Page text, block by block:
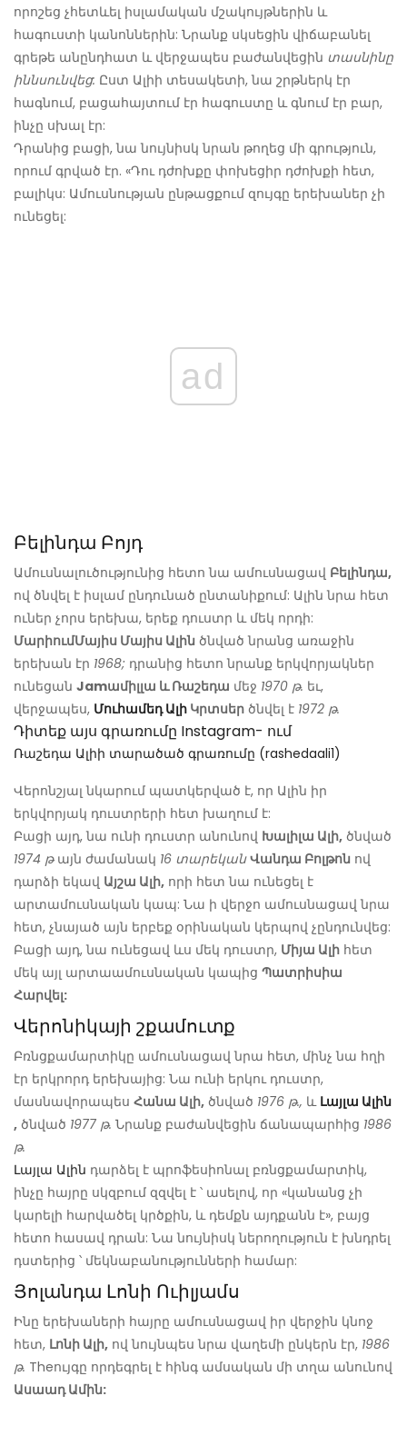
որոշեց չհետևել իսլամական մշակույթներին և
հագուստի կանոններին: Նրանք սկսեցին վիճաբանել
գրեթե անընդհատ և վերջապես բաժանվեցին տասնինը
իննսունվեց: Ըստ Ալիի տեսակետի, նա շրթներկ էր
հագնում, բացահայտում էր հագուստը և գնում էր բար,
ինչը սխալ էր:
Դրանից բացի, նա նույնիսկ նրան թողեց մի գրություն,
որում գրված էր. «Դու դժոխքը փոխեցիր դժոխքի հետ,
բալիկս: Ամուսնության ընթացքում զույգը երեխաներ չի
ունեցել:
ad
Բելինդա Բոյդ
Ամուսնալուծությունից հետո նա ամուսնացավ Բելինդա,
ով ծնվել է իսլամ ընդունած ընտանիքում: Ալին նրա հետ
ուներ չորս երեխա, երեք դուստր և մեկ որդի:
ՄարիումՄայիս Մայիս Ալին ծնված նրանց առաջին
երեխան էր 1968; դրանից հետո նրանք երկվորյակներ
ունեցան Jamամիլլա և Ռաշեդա մեջ 1970 թ. եւ,
վերջապես, Մուհամեդ Ալի Կրտսեր ծնվել է 1972 թ.
Դիտեք այս գրառումը Instagram- ում
Ռաշեդա Ալիի տարածած գրառումը (rashedaali1)
Վերոնշյալ նկարում պատկերված է, որ Ալին իր
երկվորյակ դուստրերի հետ խաղում է:
Բացի այդ, նա ունի դուստր անունով Խալիլա Ալի, ծնված
1974 թայն ժամանակ 16 տարեկան Վանդա Բոլթոն ով
դարձի եկավ Այշա Ալի, որի հետ նա ունեցել է
արտամուսնական կապ: Նա ի վերջո ամուսնացավ նրա
հետ, չնայած այն երբեք օրինական կերպով չընդունվեց:
Բացի այդ, նա ունեցավ ևս մեկ դուստր, Միյա Ալի հետ
մեկ այլ արտաամուսնական կապից Պատրիսիա
Հարվել:
Վերոնիկայի շքամուտք
Բռնցքամարտիկը ամուսնացավ նրա հետ, մինչ նա հղի
էր երկրորդ երեխայից: Նա ունի երկու դուստր,
մասնավորապես Հանա Ալի, ծնված 1976 թ., և Լայլա Ալին
, ծնված 1977 թ. Նրանք բաժանվեցին ճանապարհից 1986
թ.
Լայլա Ալին դարձել է պրոֆեսիոնալ բռնցքամարտիկ,
ինչը հայրը սկզբում զզվել է ՝ ասելով, որ «կանանց չի
կարելի հարվածել կրծքին, և դեմքն այդքանն է», բայց
հետո հասավ դրան: Նա նույնիսկ ներողություն է խնդրել
դստերից ՝ մեկնաբանությունների համար:
Յոլանդա Լոնի Ուիլյամս
Ինը երեխաների հայրը ամուսնացավ իր վերջին կնոջ
հետ, Լոնի Ալի, ով նույնպես նրա վաղեմի ընկերն էր, 1986
թ. Theույգը որդեգրել է հինգ ամսական մի տղա անունով
Ասաադ Ամին: